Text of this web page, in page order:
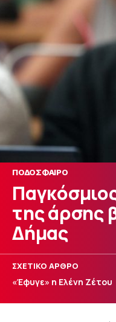
ΠΟΔΟΣΦΑΙΡΟ
της άρσης
Δήμας
ΣΧΕΤΙΚΟ ΑΡΘΡΟ
«Έφυγε» η Ελένη Ζέτου